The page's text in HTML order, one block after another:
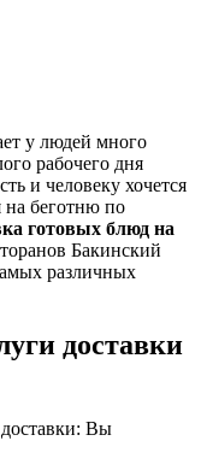
у людей много
рабочего дня
и человеку хочется
на беготню по
готовых блюд на
Бакинский
различных
доставки
Вы